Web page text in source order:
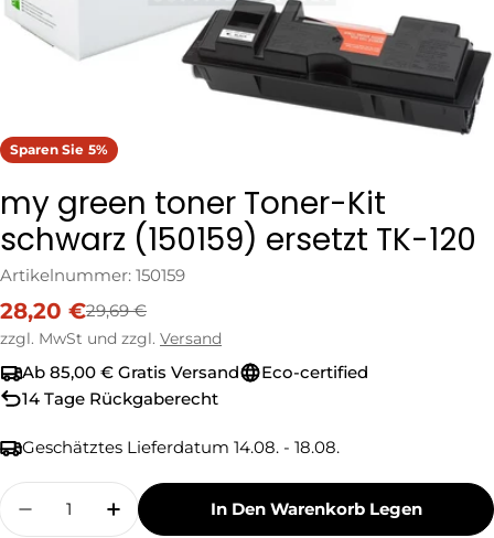
Sparen Sie 5%
my green toner Toner-Kit
schwarz (150159) ersetzt TK-120
Artikelnummer: 150159
Verkaufspreis
28,20 €
Regulärer
Preis
29,69 €
zzgl. MwSt und zzgl. Versand
Ab 85,00 € Gratis Versand
Eco-certified
14 Tage Rückgaberecht
Geschätztes Lieferdatum 14.08. - 18.08.
Menge
Menge Für My Green Toner Toner-Kit
Menge Für My Green Toner Toner-
In Den Warenkorb Legen